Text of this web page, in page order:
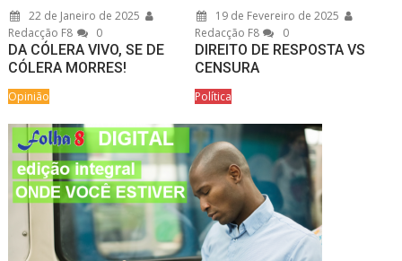
22 de Janeiro de 2025
Redacção F8
0
DA CÓLERA VIVO, SE DE
CÓLERA MORRES!
Opinião
19 de Fevereiro de 2025
Redacção F8
0
DIREITO DE RESPOSTA VS
CENSURA
Política